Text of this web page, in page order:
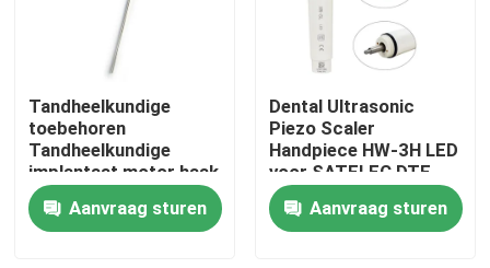
Tandheelkundige
toebehoren
Tandheelkundige
implantaat motor haak
voor COXO C-Sailor
Pro / C-Sailor Pro
Aanvraag sturen
Dental Ultrasonic
Piezo Scaler
Handpiece HW-3H LED
voor SATELEC DTE
EMS VRN Dental
Ultrasonic Scalers
Aanvraag sturen